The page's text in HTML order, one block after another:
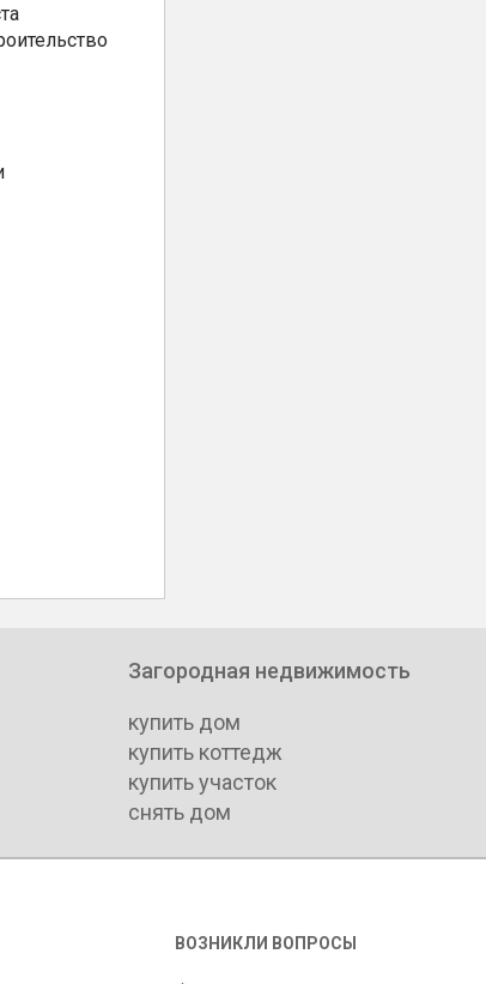
Загородная недвижимость
купить дом
купить коттедж
купить участок
снять дом
ВОЗНИКЛИ ВОПРОСЫ